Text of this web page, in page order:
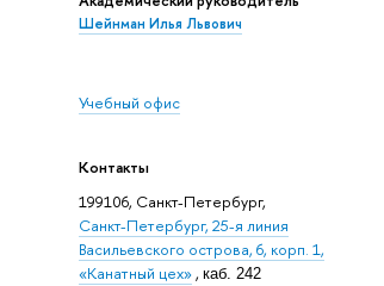
Шейнман Илья Львович
Учебный офис
Контакты
199106, Санкт-Петербург,
Санкт-Петербург, 25-я линия
Васильевского острова, 6, корп. 1,
«Канатный цех», каб. 242